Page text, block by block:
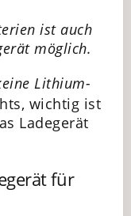
ist auch
möglich.
Lithium-
wichtig ist
Ladegerät
für